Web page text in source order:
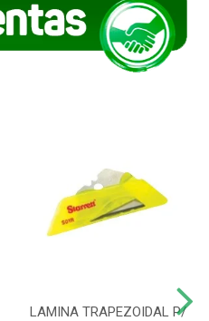
LAMINA TRAPEZOIDAL P/